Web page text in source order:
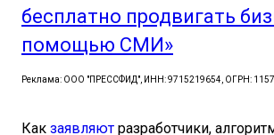
бесплатно продвигать
помощью СМИ»
Реклама: ООО "ПРЕССФИД", ИНН: 9715219654, ОГРН:
Как заявляют разработчики,